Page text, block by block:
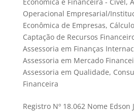
Operacional Empresarial/
Econômica de Empresas,
Captação de Recursos
Assessoria em Finanças
Assessoria em Mercado
Assessoria em Qualidade,
Financeira
Registro Nº 18.062 Nome Edson